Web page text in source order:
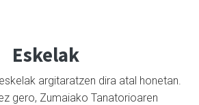
Eskelak
argitaratzen dira atal honetan.
gero, Zumaiako Tanatorioaren